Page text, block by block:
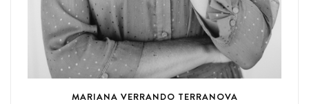
MARIANA VERRANDO TERRANOVA